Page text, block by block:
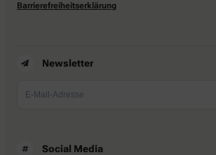
Barrierefreiheitserklärung
Newsletter
Social Media